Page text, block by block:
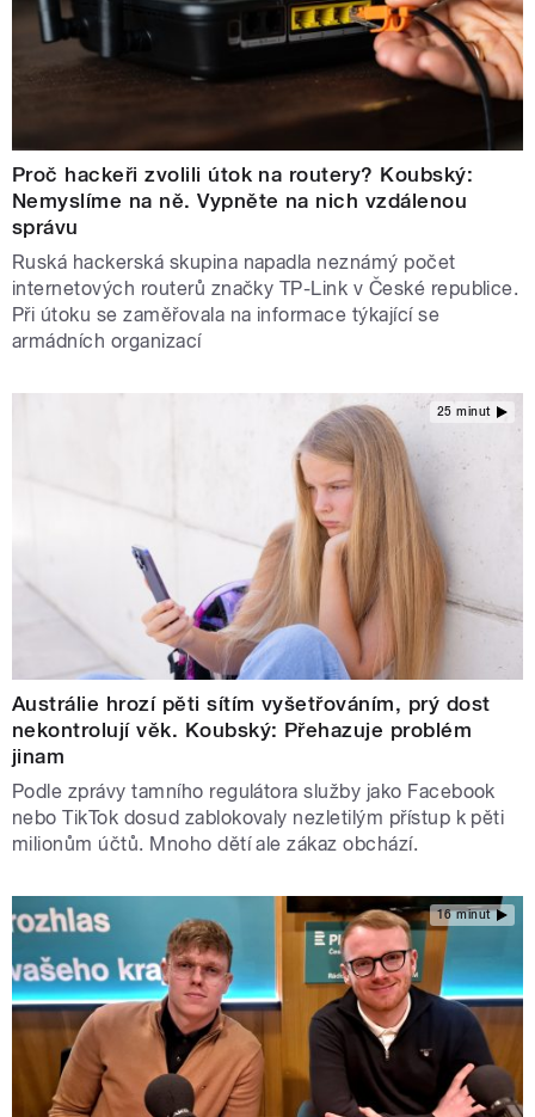
Proč hackeři zvolili útok na routery? Koubský:
Nemyslíme na ně. Vypněte na nich vzdálenou
správu
Ruská hackerská skupina napadla neznámý počet
internetových routerů značky TP-Link v České republice.
Při útoku se zaměřovala na informace týkající se
armádních organizací
25 minut
Austrálie hrozí pěti sítím vyšetřováním, prý dost
nekontrolují věk. Koubský: Přehazuje problém
jinam
Podle zprávy tamního regulátora služby jako Facebook
nebo TikTok dosud zablokovaly nezletilým přístup k pěti
milionům účtů. Mnoho dětí ale zákaz obchází.
16 minut